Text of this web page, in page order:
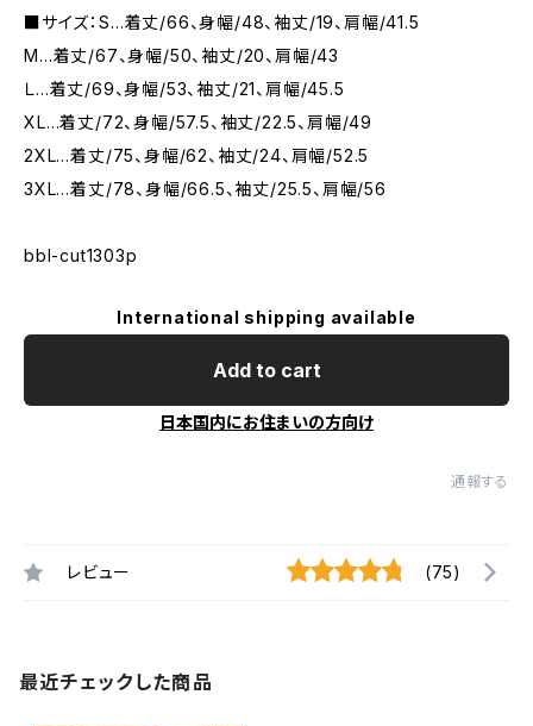
■サイズ：S…着丈/66、身幅/48、袖丈/19、肩幅/41.5
M…着丈/67、身幅/50、袖丈/20、肩幅/43
Ｌ…着丈/69、身幅/53、袖丈/21、肩幅/45.5
XL…着丈/72、身幅/57.5、袖丈/22.5、肩幅/49
2XL…着丈/75、身幅/62、袖丈/24、肩幅/52.5
3XL…着丈/78、身幅/66.5、袖丈/25.5、肩幅/56
bbl-cut1303p
International shipping available
Add to cart
日本国内にお住まいの方向け
通報する
レビュー (75)
最近チェックした商品